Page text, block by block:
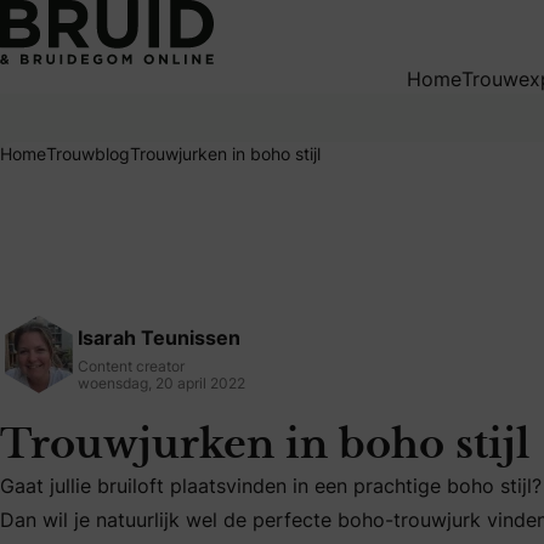
Home
HomeTrouwblogTrouwjurken in boho stijl
Isarah Teunissen
Content creator
woensdag, 20 april 2022
Trouwjurken in boho stijl
Gaat jullie bruiloft plaatsvinden in een prachtige boho
Gaat jullie bruiloft plaatsvinden in een prachtige boho stijl?
Dan wil je natuurlijk wel de perfecte boho-trouwjurk